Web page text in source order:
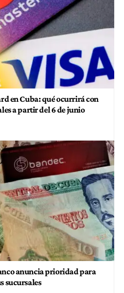
en Cuba: qué ocurrirá con
a partir del 6 de junio
anuncia prioridad para
sucursales